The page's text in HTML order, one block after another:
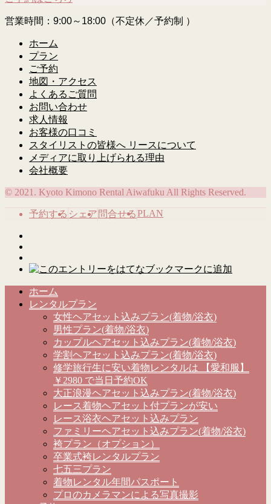
営業時間：9:00～18:00（不定休／予約制 ）
ホーム
プラン
ご予約
地図・アクセス
よくあるご質問
お問い合わせ
求人情報
お客様の口コミ
スタイリストの皆様へ リースについて
メディアに取り上げられる理由
会社概要
© 2021. Kyoto Kimono Rental Aiwafuku All Rights Reserved.
予約する シェア 問合せるPLAN
ホーム
レンタルプラン
女性ヘアセット込みプラン(着物/浴衣)
男性プラン(着物/浴衣)
カップルヘアセット込みプラン(着物/浴衣)
学割ヘアセット込みプラン(着物/浴衣)
修学旅行生に安い着物レンタルは 【愛和服】
￥2980 で当日予約OK
大正浪漫ヘアセット込みプラン(着物/浴衣)
レース着物ヘアセット付プランが安い
レース浴衣ヘアセット込みプラン
ファミリーヘアセット込みプラン(着物/浴衣)
袴プラン（オプション）
卒業式袴レンタルプラン
七五三プラン
着物レンタル年間パスポート
プロのカメラマンによる写真撮影